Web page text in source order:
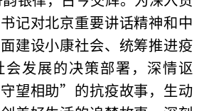
记对北京重要讲话精神和中
建设小康社会、统筹推进疫
发展的决策部署，深情讴
望相助”的抗疫故事，生动